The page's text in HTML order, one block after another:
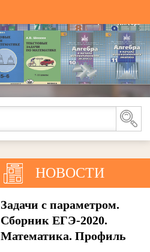
НОВОСТИ
Задачи с параметром.
Сборник ЕГЭ-2020.
Математика. Профиль